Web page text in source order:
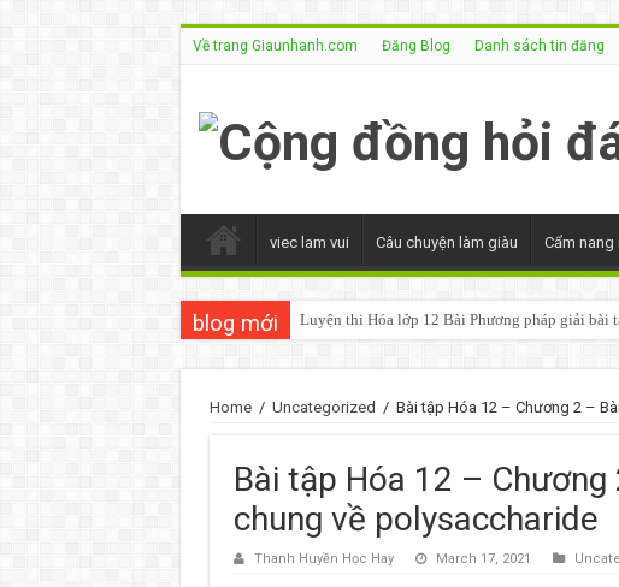
Về trang Giaunhanh.com Đăng Blog Danh sách tin đăng
viec lam vui Câu chuyện làm giàu Cẩm
blog mới Luyện thi Hóa lớp 12 Bài Phương pháp giải bài
Home / Uncategorized / Bài tập Hóa 12 – Chương 2 –
Bài tập Hóa 12 –
chung về polysaccharide
Thanh Huyền Học Hay March 17, 2021